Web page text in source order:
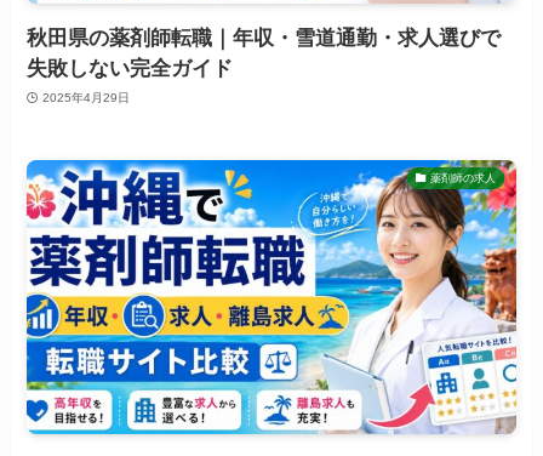
秋田県の薬剤師転職｜年収・雪道通勤・求人選びで
失敗しない完全ガイド
2025年4月29日
薬剤師の求人